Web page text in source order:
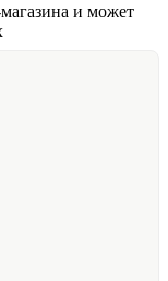
и может